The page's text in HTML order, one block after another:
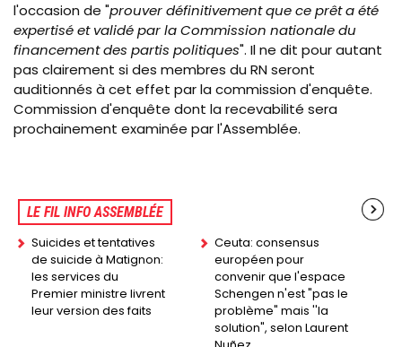
l'occasion de "prouver définitivement que ce prêt a été
expertisé et validé par la Commission nationale du
financement des partis politiques". Il ne dit pour autant
pas clairement si des membres du RN seront
auditionnés à cet effet par la commission d'enquête.
Commission d'enquête dont la recevabilité sera
prochainement examinée par l'Assemblée.
LE FIL INFO ASSEMBLÉE
Suicides et tentatives
de suicide à Matignon:
les services du
Premier ministre livrent
leur version des faits
Ceuta: consensus
européen pour
convenir que l'espace
Schengen n'est "pas le
problème" mais ''la
solution", selon Laurent